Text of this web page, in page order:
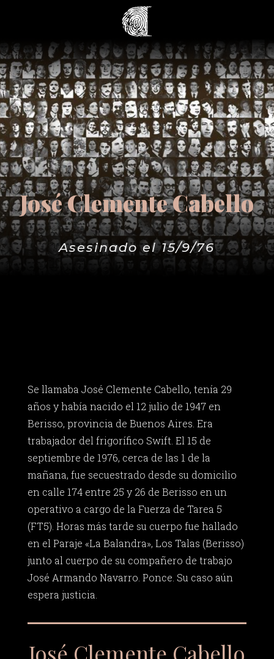
José Clemente Cabello
Asesinado el 15/9/76
Se llamaba José Clemente Cabello, tenía 29
años y había nacido el 12 julio de 1947 en
Berisso, provincia de Buenos Aires. Era
trabajador del frigorífico Swift. El 15 de
septiembre de 1976, cerca de las 1 de la
mañana, fue secuestrado desde su domicilio
en calle 174 entre 25 y 26 de Berisso en un
operativo a cargo de la Fuerza de Tarea 5
(FT5). Horas más tarde su cuerpo fue hallado
en el Paraje «La Balandra», Los Talas (Berisso)
junto al cuerpo de su compañero de trabajo
José Armando Navarro. Ponce. Su caso aún
espera justicia.
José Clemente Cabello